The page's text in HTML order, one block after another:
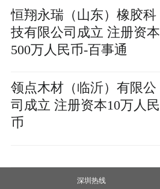
恒翔永瑞（山东）橡胶科
技有限公司成立 注册资本
500万人民币-百事通
领点木材（临沂）有限公
司成立 注册资本10万人民
币
深圳热线